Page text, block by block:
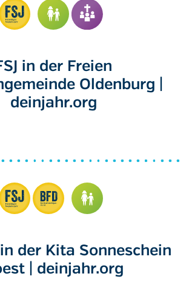
in der Freien
Oldenburg |
deinjahr.org
in der Kita Sonneschein
| deinjahr.org